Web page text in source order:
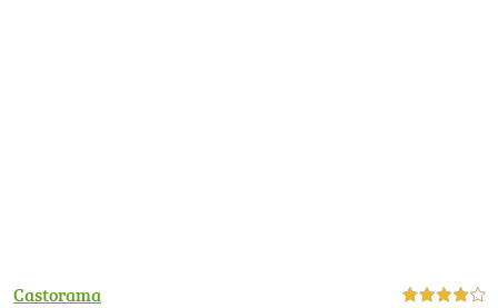
Castorama 4,0 étoiles sur 5